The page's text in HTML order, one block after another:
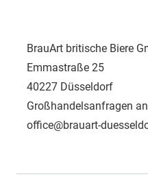
BrauArt britische Biere
Emmastraße 25
40227 Düsseldorf
Großhandelsanfragen
office@brauart-